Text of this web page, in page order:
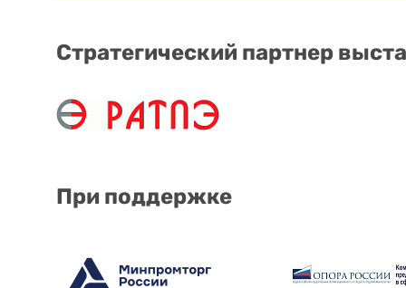
Стратегический партнер
При поддержке